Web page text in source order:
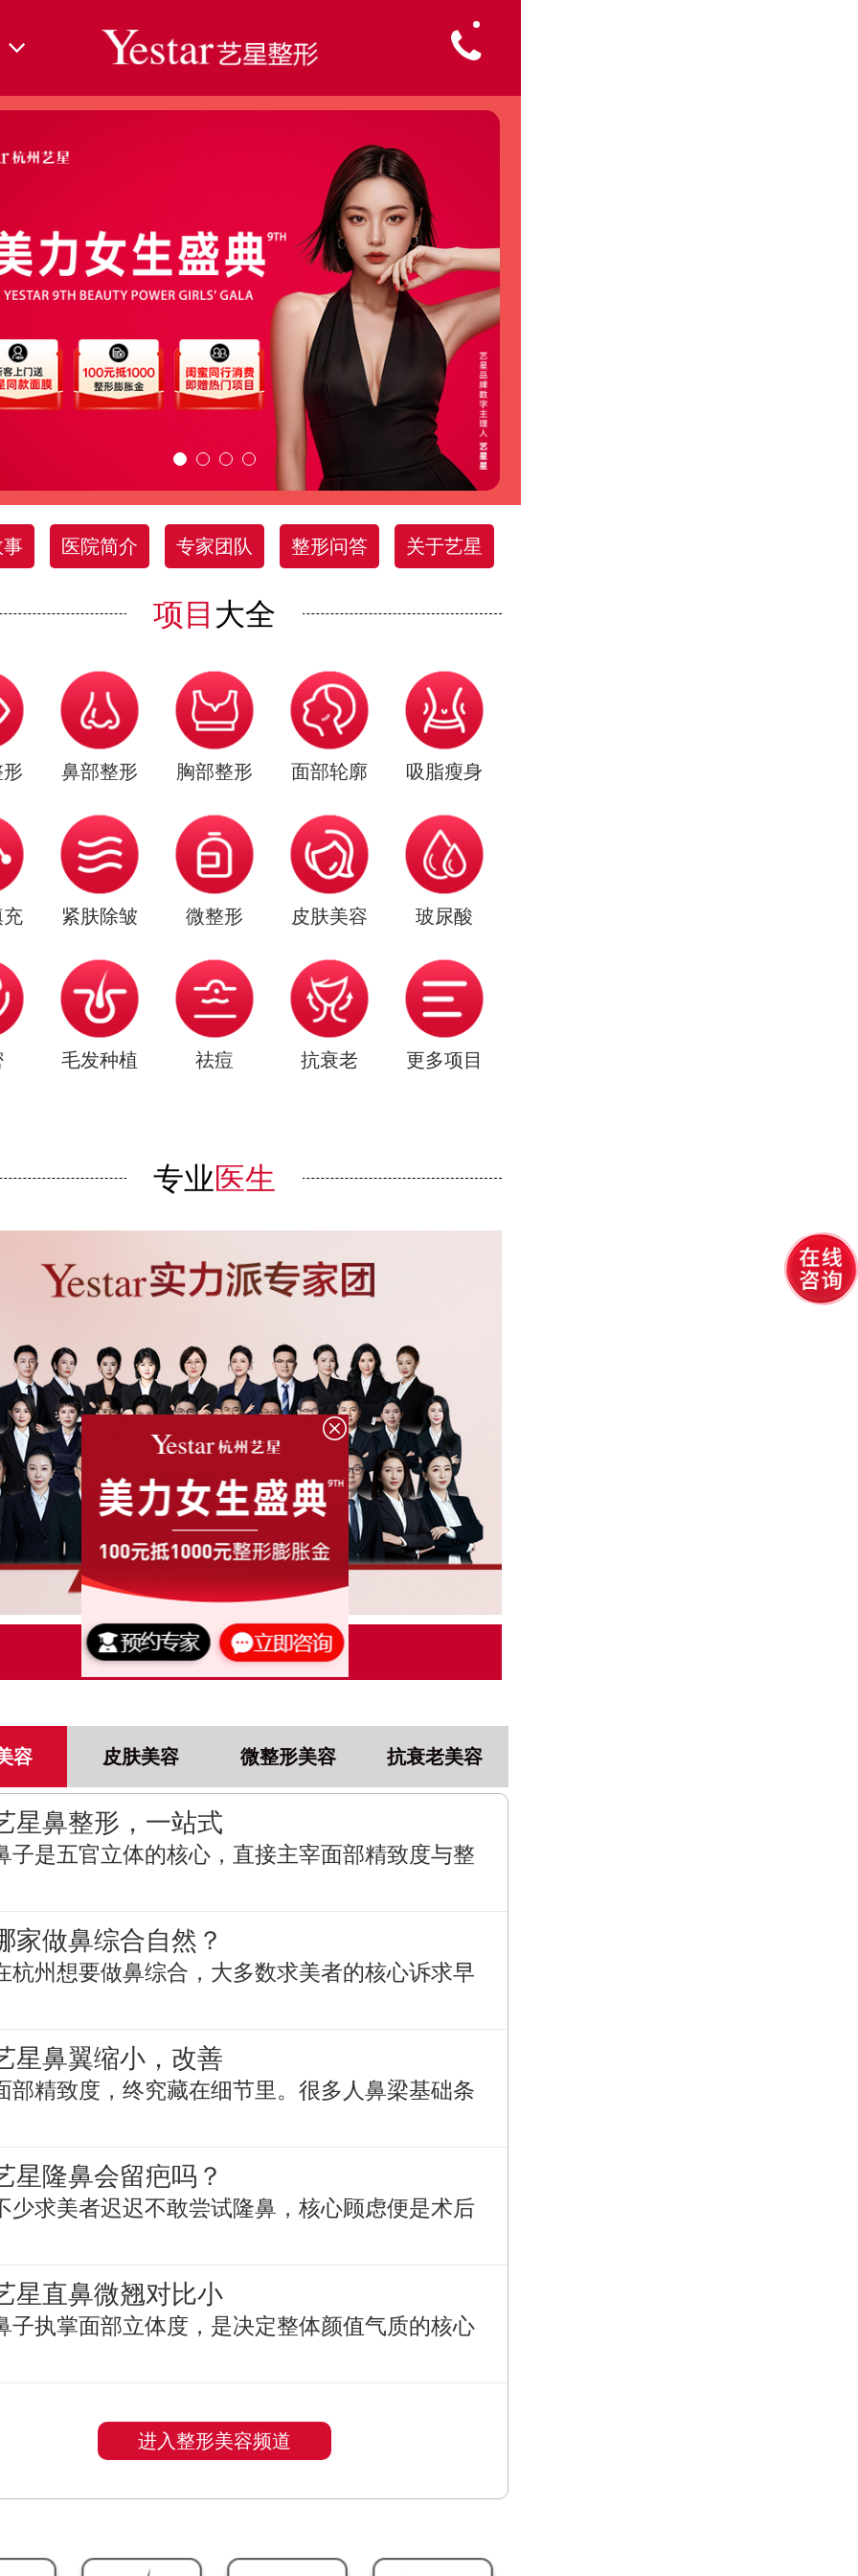
事 医院简介 专家团队 整形问答 关于艺星
项目 大全
鼻部整形 胸部整形 面部轮廓 吸脂瘦身
充 紧肤除皱 微整形 皮肤美容 玻尿酸
毛发种植 祛痘 抗衰老 更多项目
专业医生
点击了解更多
容 皮肤美容 微整形美容 抗衰老美容
星鼻整形，一站式
子是五官立体的核心，直接主宰面部精致度与整
家做鼻综合自然？
杭州想要做鼻综合，大多数求美者的核心诉求早
星鼻翼缩小，改善
部精致度，终究藏在细节里。很多人鼻梁基础条
星隆鼻会留疤吗？
少求美者迟迟不敢尝试隆鼻，核心顾虑便是术后
星直鼻微翘对比小
子执掌面部立体度，是决定整体颜值气质的核心
进入整形美容频道